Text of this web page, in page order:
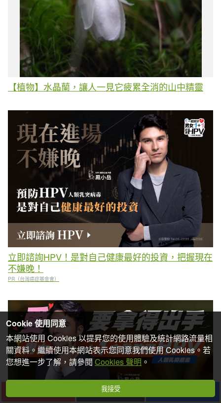
【植物】水晶蘭，讓人一見它疲累全消的山中精靈
立即諮詢HPV！是對自己健康最好的投資，把握現在
不嫌晚！
PR（台灣癌症基金會）
下一篇
Cookie 使用同意
本網站使用 Cookies 以提昇您的使用體驗及統計網路流量相
關資料。繼續使用本網站表示您同意我們使用 Cookies。若
您想進一步了解，請參閱 Cookies 聲明 。
我接受